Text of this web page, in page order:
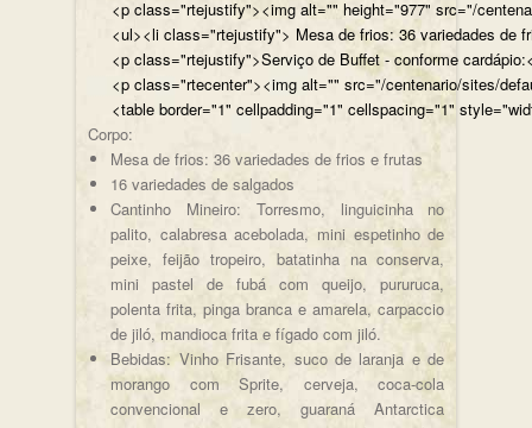
<p class="rtejustify"><img alt="" height="977" src="/
<ul><li class="rtejustify"> Mesa de frios: 36 variedades de
<p class="rtejustify">Serviço de Buffet - conforme
<p class="rtecenter"><img alt="" src="/centenario/sites/
<table border="1" cellpadding="1" cellspacing="1"
Corpo:
Mesa de frios: 36 variedades de frios e frutas
16 variedades de salgados
Cantinho Mineiro: Torresmo, linguicinha no
palito, calabresa acebolada, mini espetinho de
peixe, feijão tropeiro, batatinha na conserva,
mini pastel de fubá com queijo, pururuca,
polenta frita, pinga branca e amarela, carpaccio
de jiló, mandioca frita e fígado com jiló.
Bebidas: Vinho Frisante, suco de laranja e de
morango com Sprite, cerveja, coca-cola
convencional e zero, guaraná Antarctica